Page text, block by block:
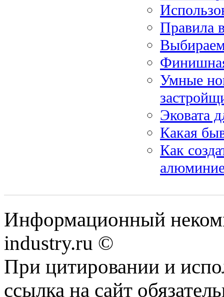
Правила
Умные
Эковата
Какая
Как
Информационный
industry.ru ©
При цитировании и
ссылка на сайт